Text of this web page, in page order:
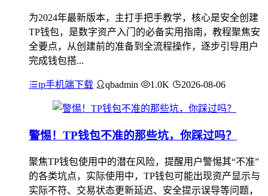
为2024年最新版本，主打手把手教学，核心是安全创建
TP钱包，是数字资产入门的必备实用指南，教程聚焦安
全要点，从创建前的准备到全流程操作，逐步引导用户
完成钱包搭...
tp手机端下载 qbadmin 1.0K 2026-08-06
警惕！TP钱包不准的那些坑，你踩过吗？
聚焦TP钱包使用中的潜在风险，提醒用户警惕其“不准”
的各类坑点，实际使用中，TP钱包可能出现资产显示与
实际不符、交易状态更新延迟、安全提示误导等问题，